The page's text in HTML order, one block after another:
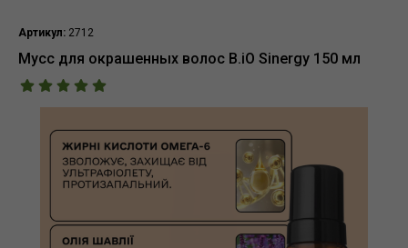
Артикул: 2712
Мусс для окрашенных волос B.iO Sinergy 150 мл